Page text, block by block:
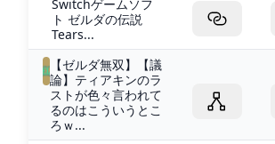
Switchゲームソフ
ト ゼルダの伝説
Tears...
【ゼルダ無双】【議
論】ティアキンのラ
ストが色々言われて
るのはこういうとこ
ろｗ...